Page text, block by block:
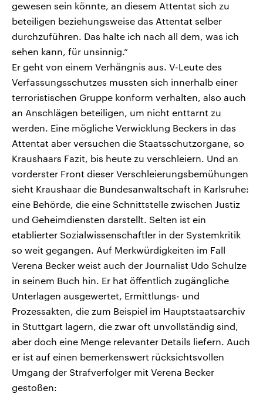
gewesen sein könnte, an diesem Attentat sich zu
beteiligen beziehungsweise das Attentat selber
durchzuführen. Das halte ich nach all dem, was ich
sehen kann, für unsinnig.“
Er geht von einem Verhängnis aus. V-Leute des
Verfassungsschutzes mussten sich innerhalb einer
terroristischen Gruppe konform verhalten, also auch
an Anschlägen beteiligen, um nicht enttarnt zu
werden. Eine mögliche Verwicklung Beckers in das
Attentat aber versuchen die Staatsschutzorgane, so
Kraushaars Fazit, bis heute zu verschleiern. Und an
vorderster Front dieser Verschleierungsbemühungen
sieht Kraushaar die Bundesanwaltschaft in Karlsruhe:
eine Behörde, die eine Schnittstelle zwischen Justiz
und Geheimdiensten darstellt. Selten ist ein
etablierter Sozialwissenschaftler in der Systemkritik
so weit gegangen. Auf Merkwürdigkeiten im Fall
Verena Becker weist auch der Journalist Udo Schulze
in seinem Buch hin. Er hat öffentlich zugängliche
Unterlagen ausgewertet, Ermittlungs- und
Prozessakten, die zum Beispiel im Hauptstaatsarchiv
in Stuttgart lagern, die zwar oft unvollständig sind,
aber doch eine Menge relevanter Details liefern. Auch
er ist auf einen bemerkenswert rücksichtsvollen
Umgang der Strafverfolger mit Verena Becker
gestoßen: